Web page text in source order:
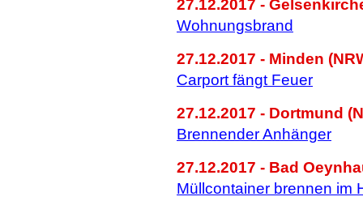
27.12.2017 -
Wohnungsbrand
27.12.2017 - Minden
Carport fängt Feuer
27.12.2017 - Dortmund
Brennender Anhänger
27.12.2017 - Bad
Müllcontainer brennen im